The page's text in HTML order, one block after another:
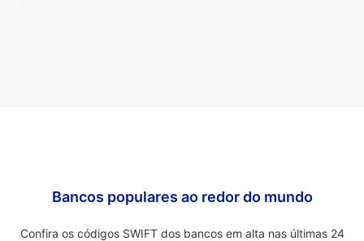
Bancos populares ao redor do mundo
Confira os códigos SWIFT dos bancos em alta nas últimas 24